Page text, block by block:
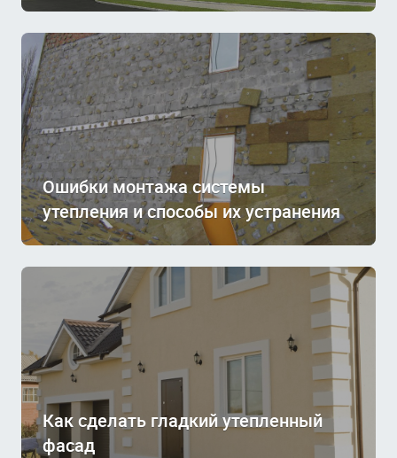
Ошибки монтажа системы
утепления и способы их устранения
Как сделать гладкий утепленный
фасад